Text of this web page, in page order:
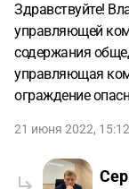
Здравствуйте!
управляющей
содержания
управляющая
ограждение
21 июня 2022, 15:12